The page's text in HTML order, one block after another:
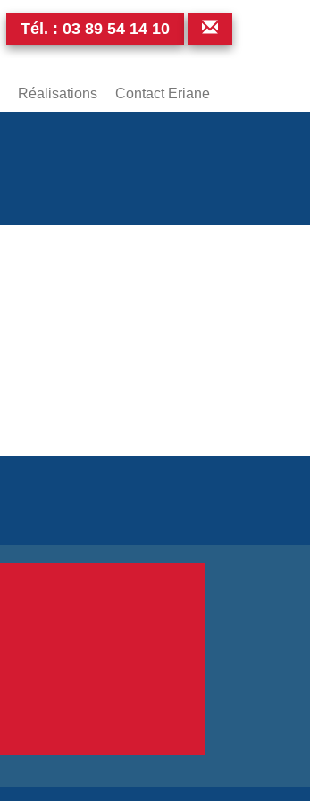
Tél. : 03 89 54 14 10
Réalisations Contact Eriane